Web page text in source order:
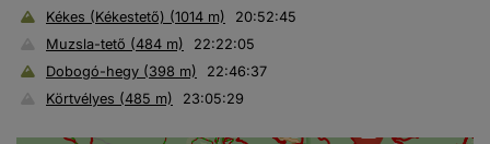
Kékes (Kékestető) (1014 m)
20:52:45
Muzsla-tető (484 m)
22:22:05
Dobogó-hegy (398 m)
22:46:37
Körtvélyes (485 m)
23:05:29